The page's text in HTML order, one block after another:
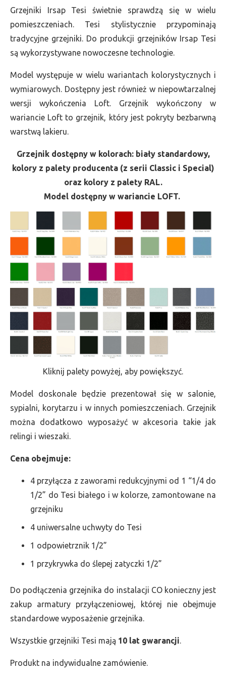
Grzejniki Irsap Tesi świetnie sprawdzą się w wielu
pomieszczeniach. Tesi stylistycznie przypominają
tradycyjne grzejniki. Do produkcji grzejników Irsap Tesi
są wykorzystywane nowoczesne technologie.
Model występuje w wielu wariantach kolorystycznych i
wymiarowych. Dostępny jest również w niepowtarzalnej
wersji wykończenia Loft. Grzejnik wykończony w
wariancie Loft to grzejnik, który jest pokryty bezbarwną
warstwą lakieru.
Grzejnik dostępny w kolorach: biały standardowy,
kolory z palety producenta (z serii Classic i Special)
oraz kolory z palety RAL.
Model dostępny w wariancie LOFT.
Kliknij palety powyżej, aby powiększyć.
Model doskonale będzie prezentował się w salonie,
sypialni, korytarzu i w innych pomieszczeniach. Grzejnik
można dodatkowo wyposażyć w akcesoria takie jak
relingi i wieszaki.
Cena obejmuje:
4 przyłącza z zaworami redukcyjnymi od 1 “1/4 do
1/2” do Tesi białego i w kolorze, zamontowane na
grzejniku
4 uniwersalne uchwyty do Tesi
1 odpowietrznik 1/2”
1 przykrywka do ślepej zatyczki 1/2”
Do podłączenia grzejnika do instalacji CO konieczny jest
zakup armatury przyłączeniowej, której nie obejmuje
standardowe wyposażenie grzejnika.
Wszystkie grzejniki Tesi mają 10 lat gwarancji.
Produkt na indywidualne zamówienie.